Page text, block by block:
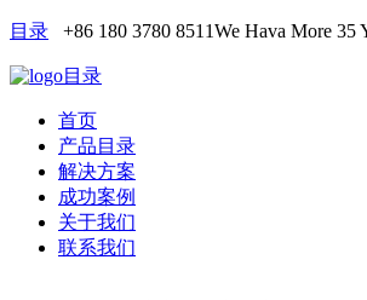
目录 +86 180 3780 8511We Hava More 35
目录
首页
产品目录
解决方案
成功案例
关于我们
联系我们